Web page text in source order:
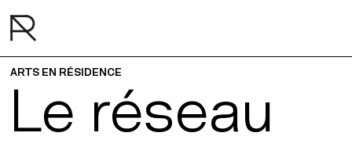
ARTS EN RÉSIDENCE
Le réseau